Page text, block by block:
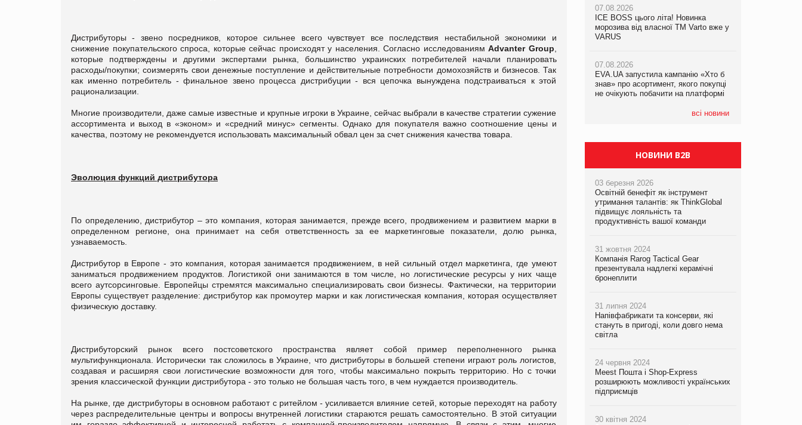
Дистрибуторы - звено посредников, которое сильнее всего чувствует все последствия нестабильной экономики и
снижение покупательского спроса, которые сейчас происходят у населения. Согласно исследованиям Advanter Group
которые подтверждены и другими экспертами рынка, большинство украинских потребителей начали планировать
расходы/покупки; соизмерять свои денежные поступление и действительные потребности домохозяйств и бизнесов. Так
как именно потребитель - финальное звено процесса дистрибуции - вся цепочка вынуждена подстраиваться к этой
рационализации.
Многие производители, даже самые известные и крупные игроки в Украине, сейчас выбрали в качестве стратегии сужение
ассортимента и выход в «эконом» и «средний минус» сегменты. Однако для покупателя важно соотношение цены и
качества, поэтому не рекомендуется использовать максимальный обвал цен за счет снижения качества товара.
Эволюция функций дистрибутора
По определению, дистрибутор – это компания, которая занимается, прежде всего, продвижением и развитием марки в
определенном регионе, она принимает на себя ответственность за ее маркетинговые показатели, долю рынка,
узнаваемость.
Дистрибутор в Европе - это компания, которая занимается продвижением, в ней сильный отдел маркетинга, где умеют
заниматься продвижением продуктов. Логистикой они занимаются в том числе, но логистические ресурсы у них чаще
всего аутсорсинговые. Европейцы стремятся максимально специализировать свои бизнесы. Фактически, на территории
Европы существует разделение: дистрибутор как промоутер марки и как логистическая компания, которая осуществляет
физическую доставку.
Дистрибуторский рынок всего постсоветского пространства являет собой пример переполненного рынка
мультифункционала. Исторически так сложилось в Украине, что дистрибуторы в большей степени играют роль логистов,
создавая и расширяя свои логистические возможности для того, чтобы максимально покрыть территорию. Но с точки
зрения классической функции дистрибутора - это только не большая часть того, в чем нуждается производитель.
На рынке, где дистрибуторы в основном работают с ритейлом - усиливается влияние сетей, которые переходят на работу
через распределительные центры и вопросы внутренней логистики стараются решать самостоятельно. В этой ситуации
07.08.2026
ICE BOSS цього літа! Новинка
морозива від власної ТМ Varto вже у
VARUS
07.08.2026
EVA.UA запустила кампанію «Хто б
знав» про асортимент, якого покупці
не очікують побачити на платформі
всі новини
06.08.2026
Смачна новинка для хвостатих: у
VARUS з’явилися паучі Varto Paw
05.08.2026
Мережа супермаркетів VARUS купує
мережу магазинів формату
компанія налічуватиме 374 магазини
07.08.2026
Франція заборонила рекламні дзвінки
НОВИНИ B2B
03 березня 2026
Освітній бенефіт як інструмент
утримання талантів: як ThinkGlobal
підвищує лояльність та
продуктивність вашої команди
31 жовтня 2024
Компанія Rarog Tactical Gear
презентувала надлегкі керамічні
бронеплити
31 липня 2024
Напівфабрикати та консерви, які
стануть в пригоді, коли довго нема
світла
24 червня 2024
Meest Пошта і Shop-Express
розширюють можливості українських
підприємців
30 квітня 2024